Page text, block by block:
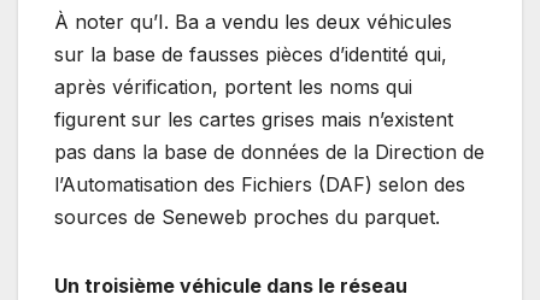
À noter qu’I. Ba a vendu les deux véhicules
sur la base de fausses pièces d’identité qui,
après vérification, portent les noms qui
figurent sur les cartes grises mais n’existent
pas dans la base de données de la Direction de
l’Automatisation des Fichiers (DAF) selon des
sources de Seneweb proches du parquet.
Un troisième véhicule dans le réseau